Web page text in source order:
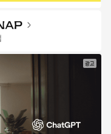
- 그린:멀티 / VN000
MT6BGK1
특가 마감
특가
광고